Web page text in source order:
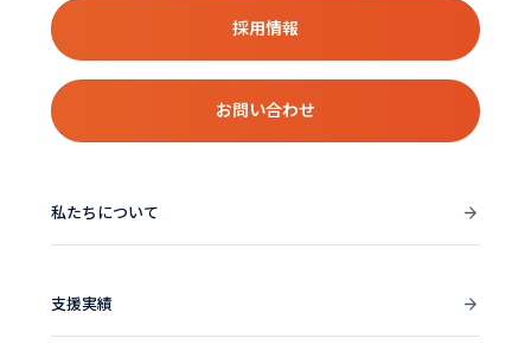
私たちについて
支援実績
採用情報
お問い合わせ